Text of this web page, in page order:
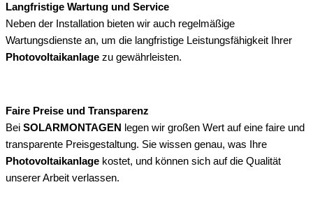
Langfristige Wartung und Service
Neben der Installation bieten wir auch regelmäßige
Wartungsdienste an, um die langfristige Leistungsfähigkeit Ihrer
Photovoltaikanlage zu gewährleisten.
Faire Preise und Transparenz
Bei SOLARMONTAGEN
legen wir großen Wert auf eine faire und
transparente Preisgestaltung. Sie wissen genau, was Ihre
Photovoltaikanlage kostet, und können sich auf die Qualität
unserer Arbeit verlassen.